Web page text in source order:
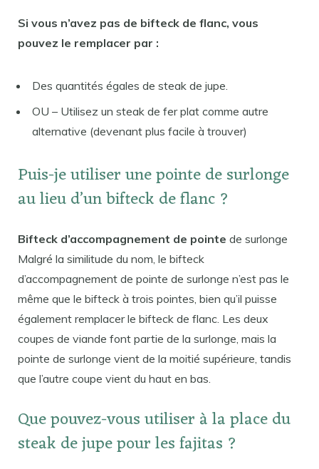
Si vous n’avez pas de bifteck de flanc, vous
pouvez le remplacer par :
Des quantités égales de steak de jupe.
OU – Utilisez un steak de fer plat comme autre
alternative (devenant plus facile à trouver)
Puis-je utiliser une pointe de surlonge
au lieu d’un bifteck de flanc ?
Bifteck d’accompagnement de pointe de surlonge
Malgré la similitude du nom, le bifteck
d’accompagnement de pointe de surlonge n’est pas le
même que le bifteck à trois pointes, bien qu’il puisse
également remplacer le bifteck de flanc. Les deux
coupes de viande font partie de la surlonge, mais la
pointe de surlonge vient de la moitié supérieure, tandis
que l’autre coupe vient du haut en bas.
Que pouvez-vous utiliser à la place du
steak de jupe pour les fajitas ?